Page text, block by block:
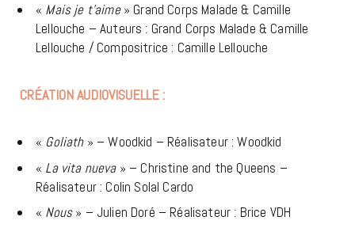
« Mais je t’aime» Grand Corps Malade & Camille
Lellouche – Auteurs : Grand Corps Malade & Camille
Lellouche / Compositrice : Camille Lellouche
CRÉATION AUDIOVISUELLE :
« Goliath» – Woodkid – Réalisateur : Woodkid
« La vita nueva» – Christine and the Queens –
Réalisateur : Colin Solal Cardo
« Nous» – Julien Doré – Réalisateur : Brice VDH